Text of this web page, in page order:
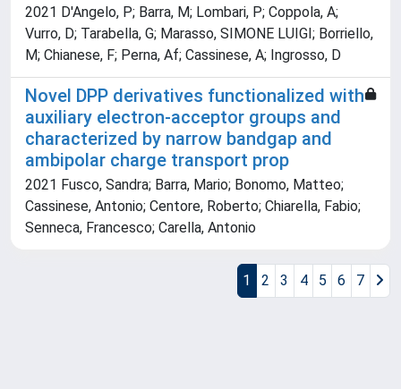
2021 D'Angelo, P; Barra, M; Lombari, P; Coppola, A;
Vurro, D; Tarabella, G; Marasso, SIMONE LUIGI; Borriello,
M; Chianese, F; Perna, Af; Cassinese, A; Ingrosso, D
Novel DPP derivatives functionalized with
auxiliary electron-acceptor groups and
characterized by narrow bandgap and
ambipolar charge transport prop
2021 Fusco, Sandra; Barra, Mario; Bonomo, Matteo;
Cassinese, Antonio; Centore, Roberto; Chiarella, Fabio;
Senneca, Francesco; Carella, Antonio
1 2 3 4 5 6 7